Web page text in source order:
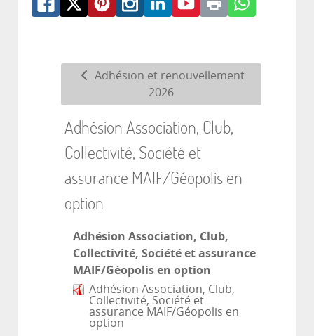
Adhésion et renouvellement
2026
Adhésion Association, Club,
Collectivité, Société et
assurance MAIF/Géopolis en
option
Adhésion Association, Club,
Collectivité, Société et assurance
MAIF/Géopolis en option
Adhésion Association, Club,
Collectivité, Société et
assurance MAIF/Géopolis en
option